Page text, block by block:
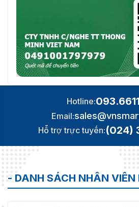
Hotline:
Email:
Hỗ trợ trực tuyến:(024)
- DANH SÁCH NHÂN VIÊN